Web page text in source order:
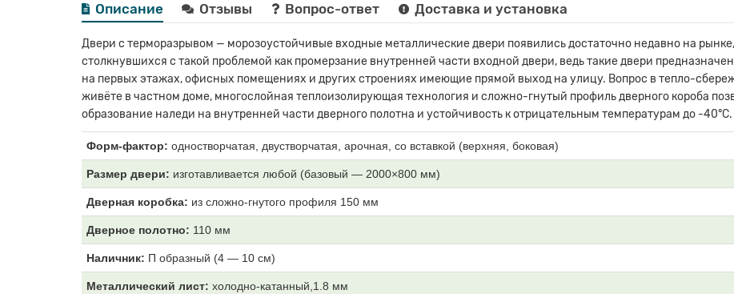
Описание Отзывы Вопрос-ответ Доставка и установка
Двери с терморазрывом — морозоустойчивые входные металлические двери появились достаточно недавно на
столкнувшихся с такой проблемой как промерзание внутренней части входной двери, ведь такие двери
на первых этажах, офисных помещениях и других строениях имеющие прямой выход на улицу. Вопрос в тепло-
живёте в частном доме, многослойная теплоизолирующая технология и сложно-гнутый профиль дверного короба
образование наледи на внутренней части дверного полотна и устойчивость к отрицательным температурам до -40°С.
Форм-фактор: одностворчатая, двустворчатая, арочная, со вставкой (верхняя, боковая)
Размер двери: изготавливается любой (базовый — 2000×800 мм)
Дверная коробка: из сложно-гнутого профиля 150 мм
Дверное полотно: 110 мм
Наличник: П образный (4 — 10 см)
Металлический лист: холодно-катанный,1.8 мм